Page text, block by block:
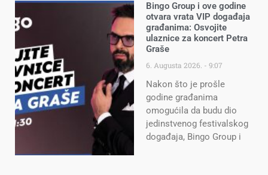
Bingo Group i ove godine
otvara vrata VIP događaja
građanima: Osvojite
ulaznice za koncert Petra
Graše
6. Augusta 2026. 9:07
Nakon što je prošle
godine građanima
omogućila da budu dio
jedinstvenog festivalskog
događaja, Bingo Group i